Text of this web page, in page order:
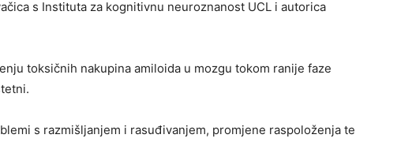
s Instituta za kognitivnu neuroznanost UCL i autorica
toksičnih nakupina amiloida u mozgu tokom ranije faze
s razmišljanjem i rasuđivanjem, promjene raspoloženja te